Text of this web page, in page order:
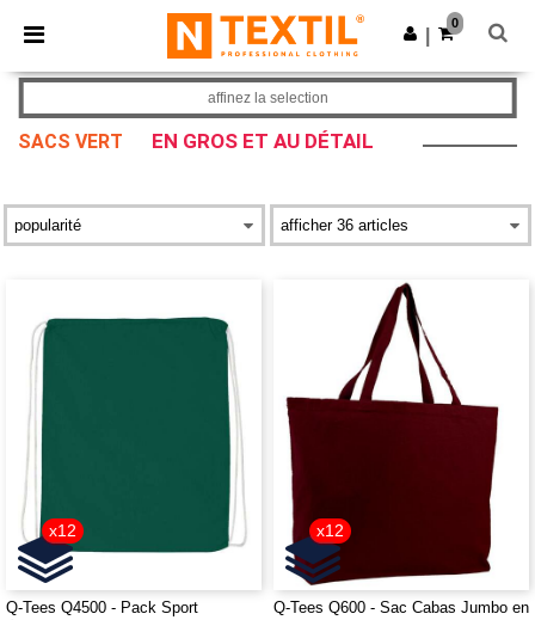
× Appli Ntextil
Meilleurs prix sur l’app !
Obtenir l'appli
0
SACS VERT EN GROS ET AU DÉTAIL
affinez la selection
x12
Q-Tees Q4500 - Pack Sport
x12
Q-Tees Q600 - Sac Cabas Jumbo en